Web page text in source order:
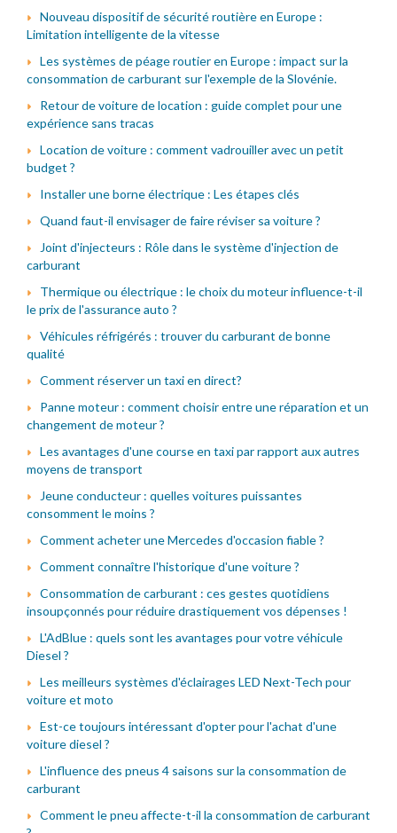
Nouveau dispositif de sécurité routière en Europe :
Limitation intelligente de la vitesse
Les systèmes de péage routier en Europe : impact sur la
consommation de carburant sur l'exemple de la Slovénie.
Retour de voiture de location : guide complet pour une
expérience sans tracas
Location de voiture : comment vadrouiller avec un petit
budget ?
Installer une borne électrique : Les étapes clés
Quand faut-il envisager de faire réviser sa voiture ?
Joint d'injecteurs : Rôle dans le système d'injection de
carburant
Thermique ou électrique : le choix du moteur influence-t-il
le prix de l'assurance auto ?
Véhicules réfrigérés : trouver du carburant de bonne
qualité
Comment réserver un taxi en direct?
Panne moteur : comment choisir entre une réparation et un
changement de moteur ?
Les avantages d'une course en taxi par rapport aux autres
moyens de transport
Jeune conducteur : quelles voitures puissantes
consomment le moins ?
Comment acheter une Mercedes d'occasion fiable ?
Comment connaître l'historique d'une voiture ?
Consommation de carburant : ces gestes quotidiens
insoupçonnés pour réduire drastiquement vos dépenses !
L'AdBlue : quels sont les avantages pour votre véhicule
Diesel ?
Les meilleurs systèmes d'éclairages LED Next-Tech pour
voiture et moto
Est-ce toujours intéressant d'opter pour l'achat d'une
voiture diesel ?
L'influence des pneus 4 saisons sur la consommation de
carburant
Comment le pneu affecte-t-il la consommation de carburant